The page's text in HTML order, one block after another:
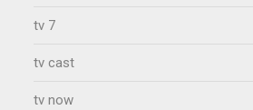
tv 7
tv cast
tv now